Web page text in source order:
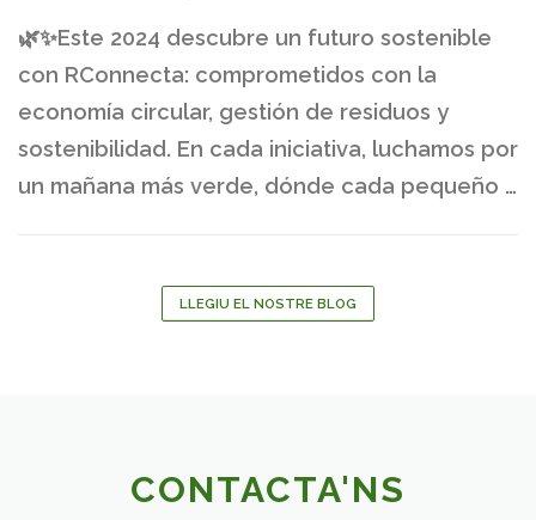
🌿✨Este 2024 descubre un futuro sostenible
con RConnecta: comprometidos con la
economía circular, gestión de residuos y
sostenibilidad. En cada iniciativa, luchamos por
un mañana más verde, dónde cada pequeño …
LLEGIU EL NOSTRE BLOG
CONTACTA'NS